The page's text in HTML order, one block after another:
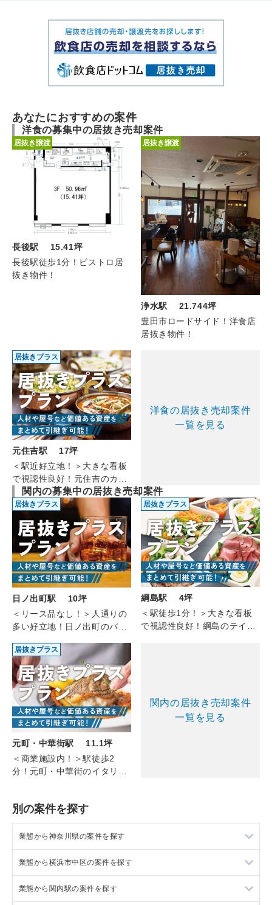
あなたにおすすめの案件
洋食の募集中の居抜き売却案件
居抜き譲渡
長後駅 15.41坪
長後駅徒歩1分！ビストロ居
抜き物件！
居抜き譲渡
浄水駅 21.744坪
豊田市ロードサイド！洋食店
居抜き物件！
居抜きプラス
元住吉駅 17坪
＜駅近好立地！＞大きな看板
で視認性良好！元住吉のカレ
ー（2F/約17坪）
洋食の居抜き売却案件
一覧を見る
関内の募集中の居抜き売却案件
居抜きプラス
日ノ出町駅 10坪
＜リース品なし！＞人通りの
多い好立地！日ノ出町のバー
居抜きプラス
綱島駅 4坪
＜駅徒歩1分！＞大きな看板
で視認性良好！綱島のテイク
居抜きプラス
元町・中華街駅 11.1坪
＜商業施設内！＞駅徒歩2
分！元町・中華街のイタリア
関内の居抜き売却案件
一覧を見る
別の案件を探す
業態から神奈川県の案件を探す
神奈川県のラーメンの居抜き売却物件の案件一覧
神奈川県のフランス料理の居抜き売却物件の案件一覧
業態から横浜市中区の案件を探す
横浜市中区のラーメンの居抜き売却物件の案件一覧
業態から関内駅の案件を探す